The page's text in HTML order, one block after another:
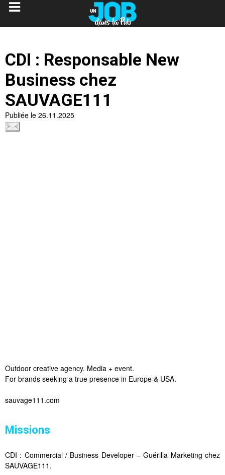
CDI : Responsable New
Business chez
SAUVAGE111
Publiée le 26.11.2025
Outdoor creative agency. Media + event.
For brands seeking a true presence in Europe & USA.
sauvage111.com
Missions
CDI : Commercial / Business Developer – Guérilla Marketing chez
SAUVAGE111.